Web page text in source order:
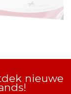
nieuwe